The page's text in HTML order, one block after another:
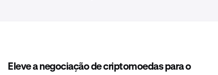
Eleve a negociação de criptomoedas para o